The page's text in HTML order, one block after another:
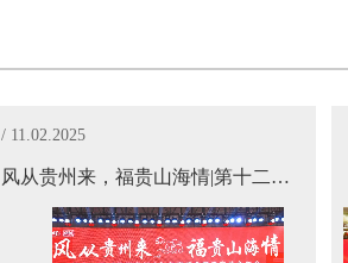
/ 11.02.2025
风从贵州来，福贵山海情|第十二届天下贵州人年度盛典暨贵商总会年会在福建泉州举行